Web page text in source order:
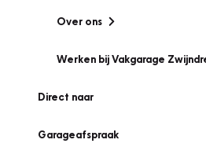
Over ons
Werken bij Vakgarage
Direct naar
Garageafspraak